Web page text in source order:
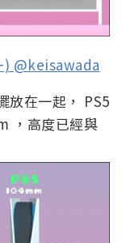
) @keisawada
放在一起， PS5
，高度已經與